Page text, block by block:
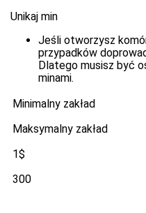
Unikaj min
Jeśli otworzysz
przypadków
Dlatego musisz być
minami.
Minimalny zakład
Maksymalny zakład
1$
300